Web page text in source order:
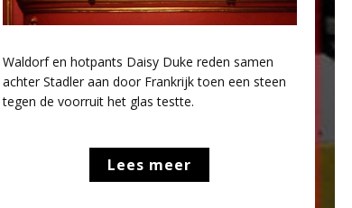
Waldorf en hotpants Daisy Duke reden samen
achter Stadler aan door Frankrijk toen een steen
tegen de voorruit het glas testte.
Lees meer